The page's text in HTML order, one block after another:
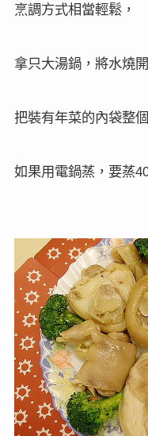
烹調方式相當輕鬆，
拿只大湯鍋，將水燒
把裝有年菜的內袋整
如果用電鍋蒸，要蒸